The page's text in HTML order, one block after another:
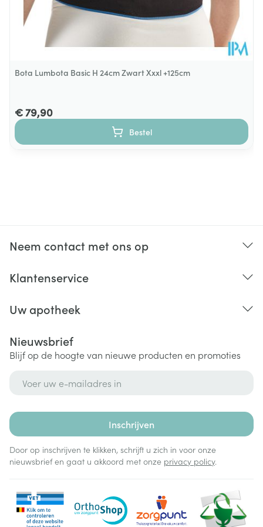
Bota Lumbota Basic H 24cm Zwart Xxxl +125cm
€ 79,90
Bestel
Neem contact met ons op
Klantenservice
Uw apotheek
Nieuwsbrief
Blijf op de hoogte van nieuwe producten en promoties
Inschrijven
Door op inschrijven te klikken, schrijft u zich in voor onze
nieuwsbrief en gaat u akkoord met onze privacy policy.